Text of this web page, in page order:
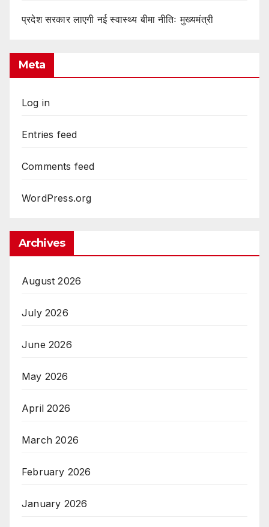
प्रदेश सरकार लाएगी नई स्वास्थ्य बीमा नीतिः मुख्यमंत्री
Meta
Log in
Entries feed
Comments feed
WordPress.org
Archives
August 2026
July 2026
June 2026
May 2026
April 2026
March 2026
February 2026
January 2026